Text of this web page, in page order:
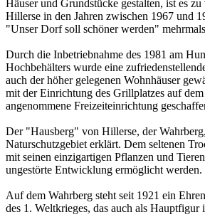
Häuser und Grundstücke gestalten, ist es zu
Hillerse in den Jahren zwischen 1967 und
"Unser Dorf soll schöner werden"
Durch die Inbetriebnahme des 1981 am
Hochbehälters wurde eine
auch der höher gelegenen Wohnhäuser
mit der Einrichtung des Grillplatzes auf
angenommene Freizeiteinrichtung
Der "Hausberg" von Hillerse, der
Naturschutzgebiet erklärt. Dem seltenen
mit seinen einzigartigen Pflanzen und
ungestörte Entwicklung ermöglicht werden.
Auf dem Wahrberg steht seit 1921 ein
des 1. Weltkrieges, das auch als Hauptfigur